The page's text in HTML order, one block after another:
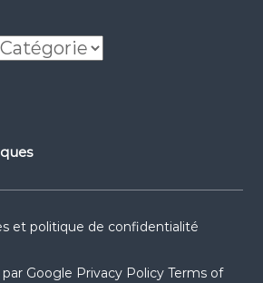
et politique de confidentialité
Google Privacy Policy Terms of